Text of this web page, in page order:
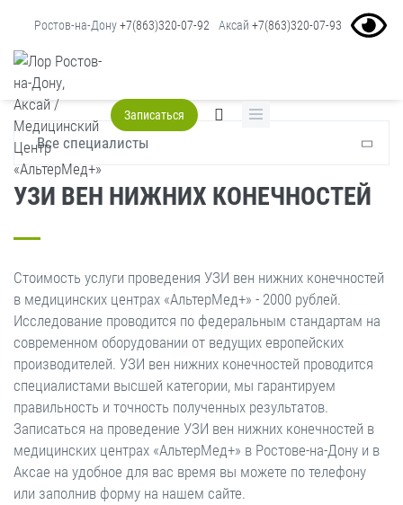
Ростов-на-Дону+7(863)320-07-92 Аксай +7(863)320-07-93
Записаться
Главная
Все специалисты
УЗИ ВЕН НИЖНИХ КОНЕЧНОСТЕЙ
Стоимость услуги проведения УЗИ вен нижних конечностей
в медицинских центрах «АльтерМед+» - 2000 рублей.
Исследование проводится по федеральным стандартам на
современном оборудовании от ведущих европейских
производителей. УЗИ вен нижних конечностей проводится
специалистами высшей категории, мы гарантируем
правильность и точность полученных результатов.
Записаться на проведение УЗИ вен нижних конечностей в
медицинских центрах «АльтерМед+» в Ростове-на-Дону и в
Аксае на удобное для вас время вы можете по телефону
или заполнив форму на нашем сайте.